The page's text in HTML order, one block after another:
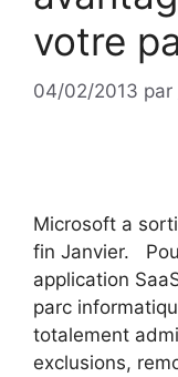
votre
04/02/2013 par
Microsoft a
fin Janvier.
application
parc
totalement
exclusions,